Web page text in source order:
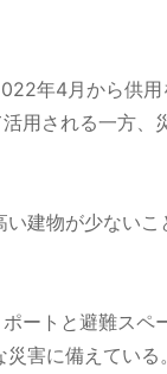
年4月から供
用される一方、
建物が少ない
ートと避難スペ
害に備えてい